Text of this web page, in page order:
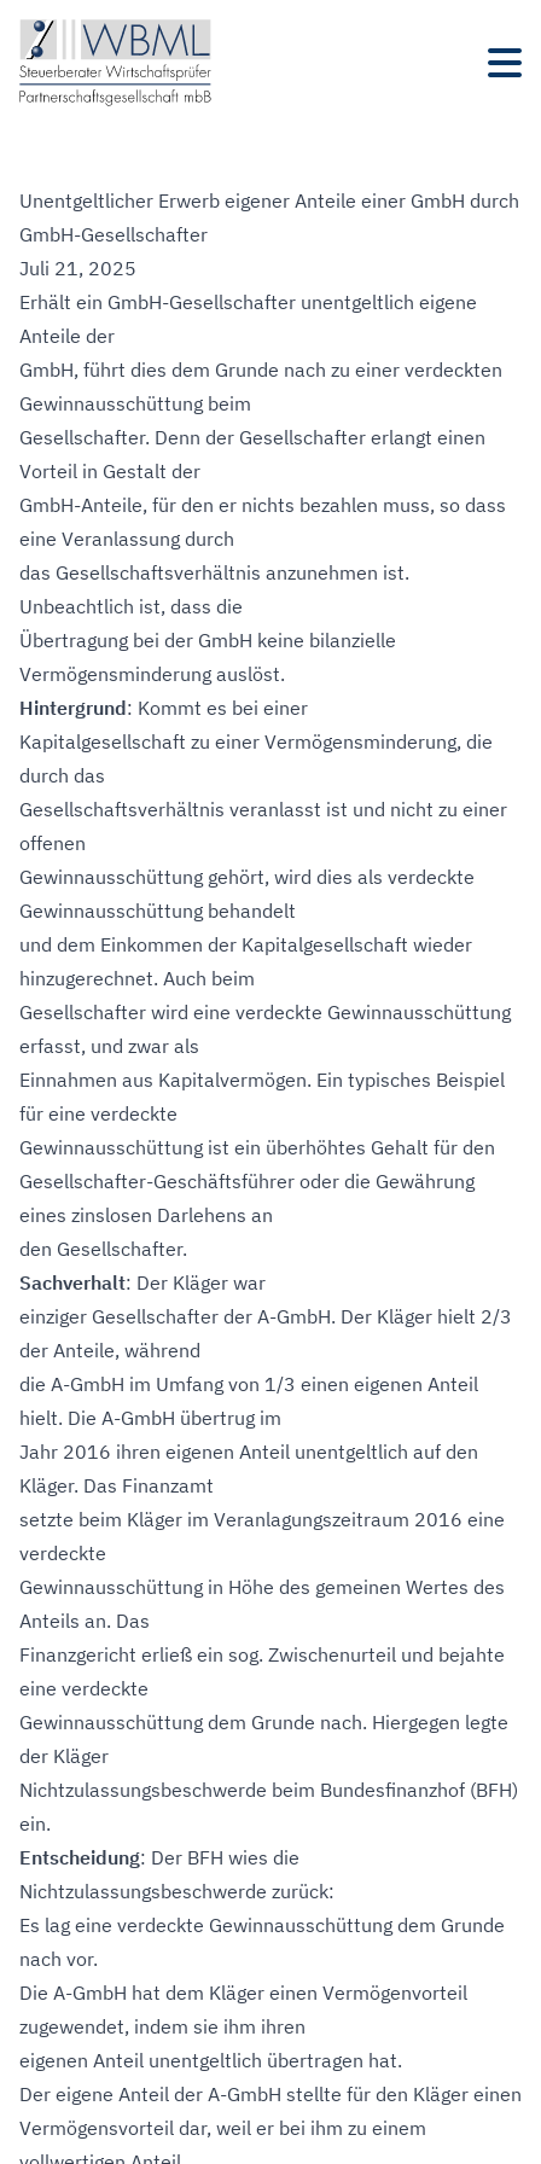
Unentgeltlicher Erwerb eigener Anteile einer GmbH durch
GmbH-Gesellschafter
Juli 21, 2025
Erhält ein GmbH-Gesellschafter unentgeltlich eigene
Anteile der
GmbH, führt dies dem Grunde nach zu einer verdeckten
Gewinnausschüttung beim
Gesellschafter. Denn der Gesellschafter erlangt einen
Vorteil in Gestalt der
GmbH-Anteile, für den er nichts bezahlen muss, so dass
eine Veranlassung durch
das Gesellschaftsverhältnis anzunehmen ist.
Unbeachtlich ist, dass die
Übertragung bei der GmbH keine bilanzielle
Vermögensminderung auslöst.
Hintergrund: Kommt es bei einer
Kapitalgesellschaft zu einer Vermögensminderung, die
durch das
Gesellschaftsverhältnis veranlasst ist und nicht zu einer
offenen
Gewinnausschüttung gehört, wird dies als verdeckte
Gewinnausschüttung behandelt
und dem Einkommen der Kapitalgesellschaft wieder
hinzugerechnet. Auch beim
Gesellschafter wird eine verdeckte Gewinnausschüttung
erfasst, und zwar als
Einnahmen aus Kapitalvermögen. Ein typisches Beispiel
für eine verdeckte
Gewinnausschüttung ist ein überhöhtes Gehalt für den
Gesellschafter-Geschäftsführer oder die Gewährung
eines zinslosen Darlehens an
den Gesellschafter.
Sachverhalt: Der Kläger war
einziger Gesellschafter der A-GmbH. Der Kläger hielt 2/3
der Anteile, während
die A-GmbH im Umfang von 1/3 einen eigenen Anteil
hielt. Die A-GmbH übertrug im
Jahr 2016 ihren eigenen Anteil unentgeltlich auf den
Kläger. Das Finanzamt
setzte beim Kläger im Veranlagungszeitraum 2016 eine
verdeckte
Gewinnausschüttung in Höhe des gemeinen Wertes des
Anteils an. Das
Finanzgericht erließ ein sog. Zwischenurteil und bejahte
eine verdeckte
Gewinnausschüttung dem Grunde nach. Hiergegen legte
der Kläger
Nichtzulassungsbeschwerde beim Bundesfinanzhof (BFH)
ein.
Entscheidung: Der BFH wies die
Nichtzulassungsbeschwerde zurück:
Es lag eine verdeckte Gewinnausschüttung dem Grunde
nach vor.
Die A-GmbH hat dem Kläger einen Vermögenvorteil
zugewendet, indem sie ihm ihren
eigenen Anteil unentgeltlich übertragen hat.
Der eigene Anteil der A-GmbH stellte für den Kläger einen
Vermögensvorteil dar, weil er bei ihm zu einem